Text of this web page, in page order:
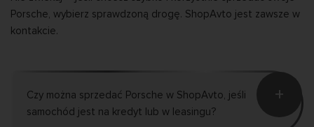
Porsche, wybierz sprawdzoną drogę. ShopAvto jest zawsze w
kontakcie.
Czy można sprzedać Porsche w ShopAvto, jeśli
samochód jest na kredyt lub w leasingu?
+